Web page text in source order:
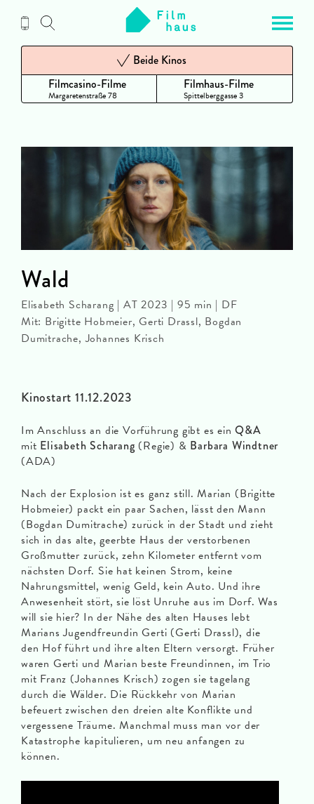
Inhalt
Filmcasino-Filme
Margaretenstraße 78
Beide Kinos
Filmhaus-Filme
Spittelberggasse 3
Kinostart 11.12.2023
Im Anschluss an die Vorführung gibt es einQ&A
mit Elisabeth Scharang (Regie) & Barbara Windtner
(ADA)
Nach der Explosion ist es ganz still. Marian (Brigitte
Hobmeier) packt ein paar Sachen, lässt den Mann
(Bogdan Dumitrache) zurück in der Stadt und zieht
sich in das alte, geerbte Haus der verstorbenen
Großmutter zurück, zehn Kilometer entfernt vom
nächsten Dorf. Sie hat keinen Strom, keine
Nahrungsmittel, wenig Geld, kein Auto. Und ihre
Anwesenheit stört, sie löst Unruhe aus im Dorf. Was
will sie hier? In der Nähe des alten Hauses lebt
Marians Jugendfreundin Gerti (Gerti Drassl), die
den Hof führt und ihre alten Eltern versorgt. Früher
waren Gerti und Marian beste Freundinnen, im Trio
mit Franz (Johannes Krisch) zogen sie tagelang
durch die Wälder. Die Rückkehr von Marian
befeuert zwischen den dreien alte Konflikte und
vergessene Träume. Manchmal muss man vor der
Katastrophe kapitulieren, um neu anfangen zu
können.
Wald
Elisabeth Scharang | AT 2023 | 95 min | DF
Mit: Brigitte Hobmeier, Gerti Drassl, Bogdan
Dumitrache, Johannes Krisch